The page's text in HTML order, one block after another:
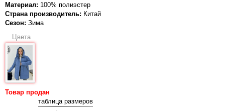
Материал: 100% полиэстер
Страна производитель: Китай
Сезон: Зима
Цвета
Товар продан
таблица размеров